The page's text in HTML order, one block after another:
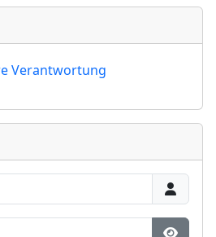
Verantwortung